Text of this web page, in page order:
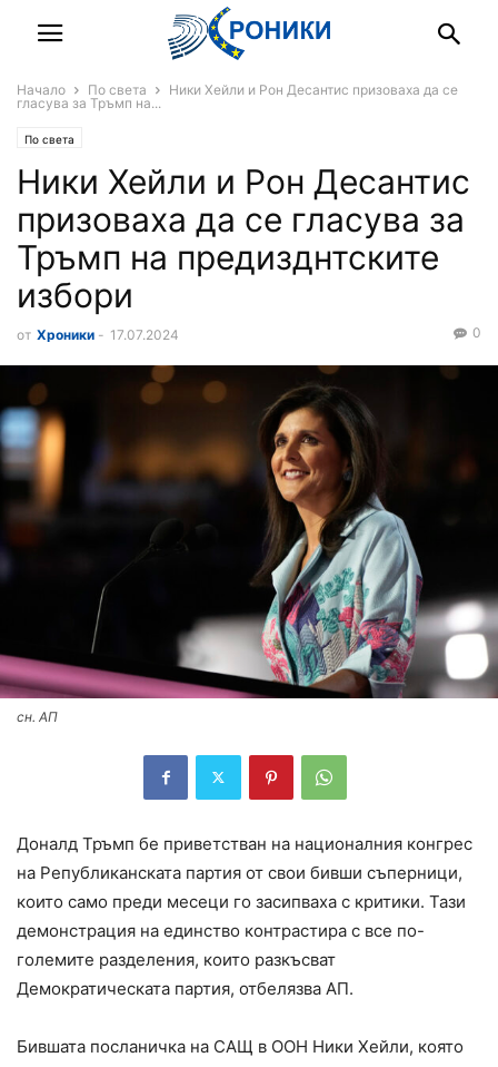
Начало По света
Ники Хейли и Рон Десантис призоваха да се
гласува за Тръмп на...
По света
Ники Хейли и Рон Десантис
призоваха да се гласува за
Тръмп на предизднтските
избори
от Хроники - 17.07.2024 0
сн. АП
Доналд Тръмп бе приветстван на националния конгрес
на Републиканската партия от свои бивши съперници,
които само преди месеци го засипваха с критики. Тази
демонстрация на единство контрастира с все по-
големите разделения, които разкъсват
Демократическата партия, отбелязва АП.
Бившата посланичка на САЩ в ООН Ники Хейли, която